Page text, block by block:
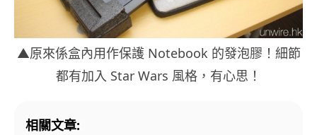
▲原來係盒內用作保護 Notebook 的發泡膠！細節
都有加入 Star Wars 風格，有心思！
相關文章: